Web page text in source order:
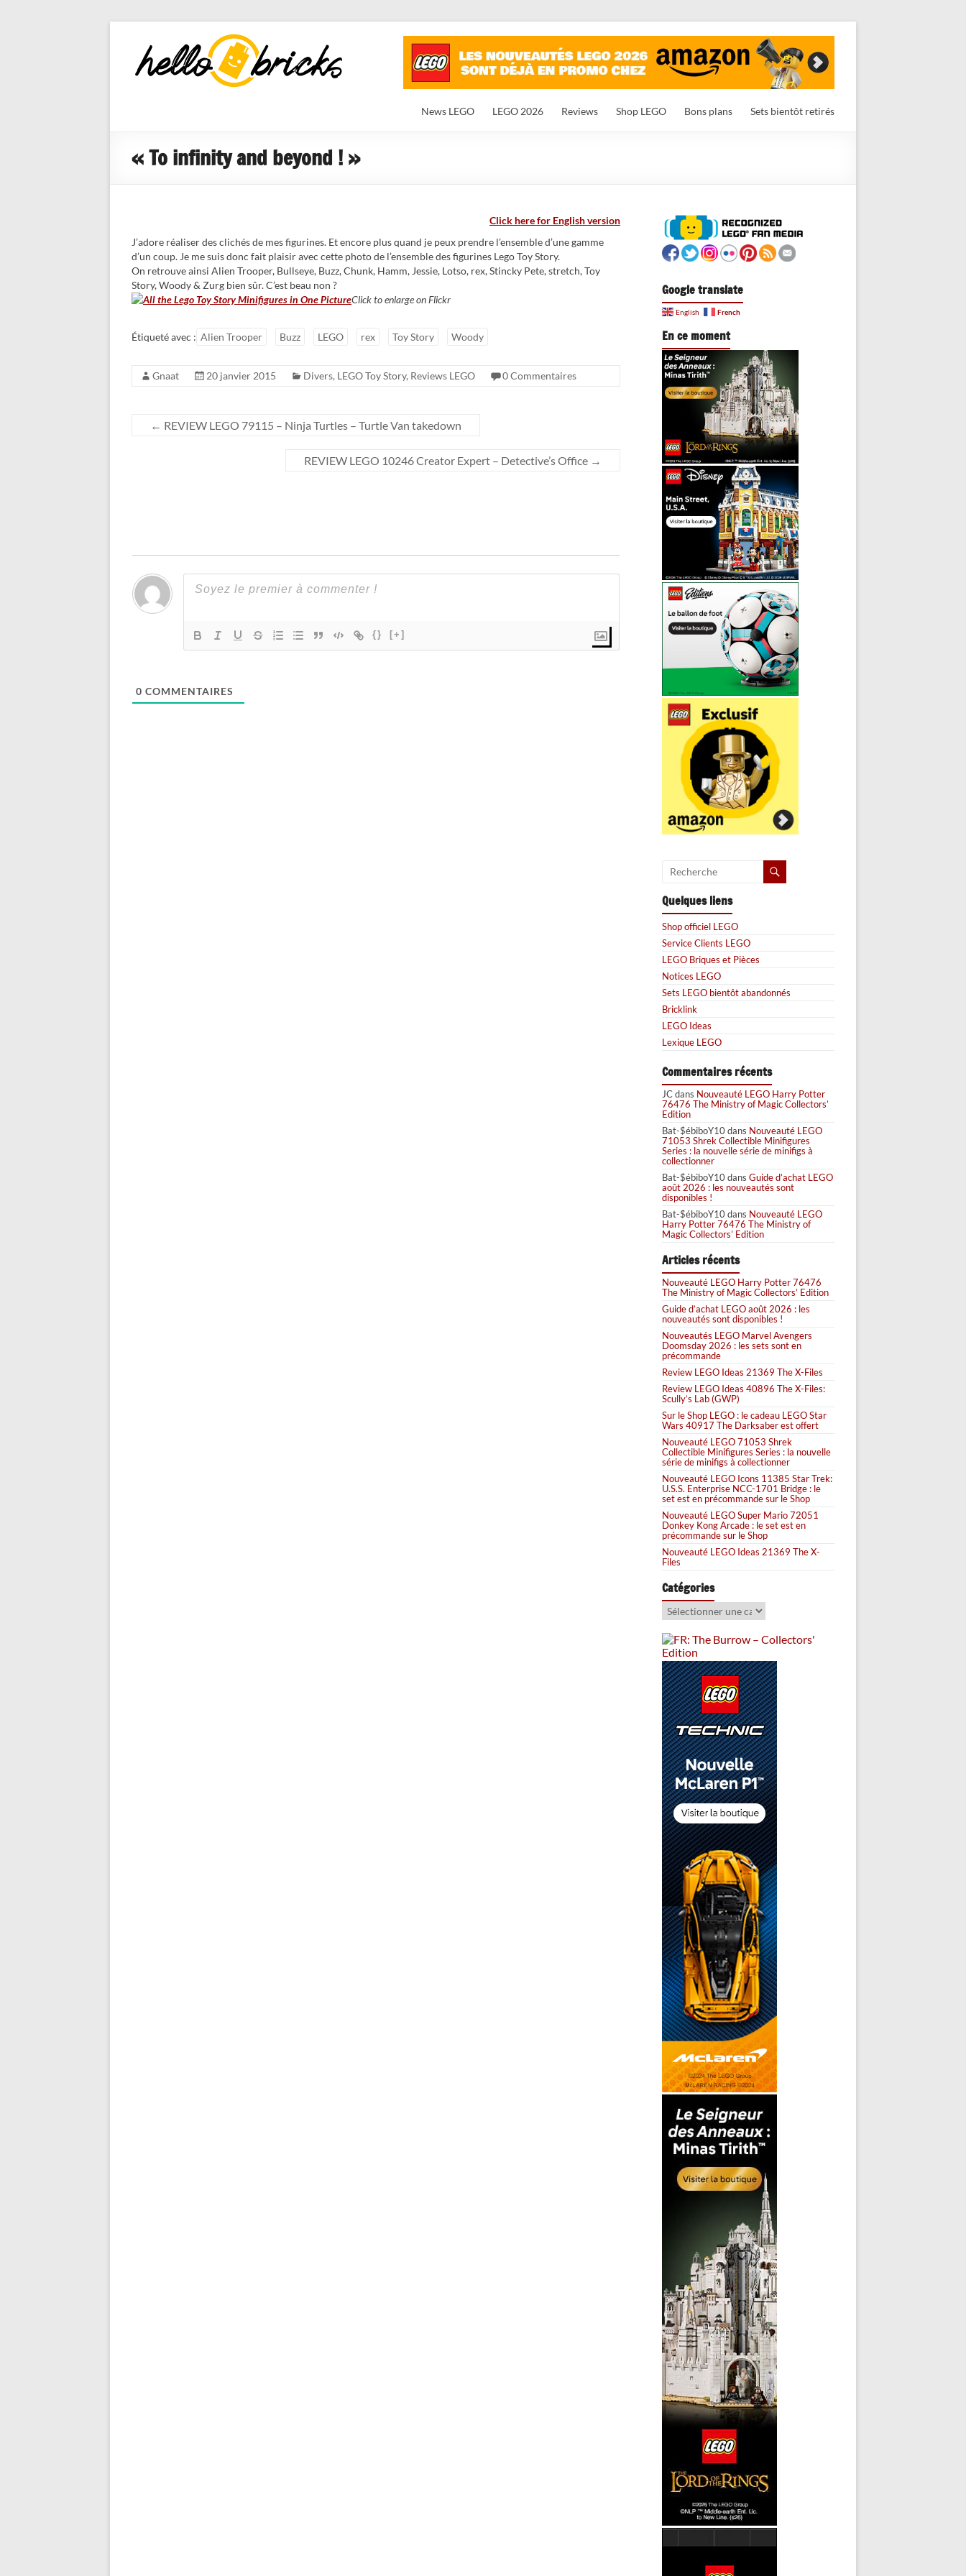
HelloBricks
Blog LEGO,
nouveaut�s
News LEGO LEGO 2026 Reviews Shop LEGO Bons plans Sets bientôt retirés
« To infinity and beyond ! »
Click here for English version
J’adore réaliser des clichés de mes figurines. Et encore plus quand je peux prendre l’ensemble d’une gamme
d’un coup. Je me suis donc fait plaisir avec cette photo de l’ensemble des figurines Lego Toy Story.
On retrouve ainsi Alien Trooper, Bullseye, Buzz, Chunk, Hamm, Jessie, Lotso, rex, Stincky Pete, stretch, Toy
Story, Woody & Zurg bien sûr. C’est beau non ?
Click to enlarge on Flickr
Étiqueté avec : Alien Trooper Buzz LEGO rex Toy Story Woody
Gnaat 20 janvier 2015 Divers, LEGO Toy Story, Reviews LEGO 0 Commentaires
← REVIEW LEGO 79115 – Ninja Turtles – Turtle Van takedown
REVIEW LEGO 10246 Creator Expert – Detective’s Office →
{} [+]
0 COMMENTAIRES
Google translate
English French
En ce moment
Quelques liens
Shop officiel LEGO
Service Clients LEGO
LEGO Briques et Pièces
Notices LEGO
Sets LEGO bientôt abandonnés
Bricklink
LEGO Ideas
Lexique LEGO
Commentaires récents
JCdans Nouveauté LEGO Harry Potter
76476 The Ministry of Magic Collectors’
Edition
Bat-$ébiboY10dans Nouveauté LEGO
71053 Shrek Collectible Minifigures
Series : la nouvelle série de minifigs à
collectionner
Bat-$ébiboY10dans Guide d’achat LEGO
août 2026 : les nouveautés sont
disponibles !
Bat-$ébiboY10dans Nouveauté LEGO
Harry Potter 76476 The Ministry of
Magic Collectors’ Edition
Articles récents
Nouveauté LEGO Harry Potter 76476
The Ministry of Magic Collectors’ Edition
Guide d’achat LEGO août 2026 : les
nouveautés sont disponibles !
Nouveautés LEGO Marvel Avengers
Doomsday 2026 : les sets sont en
précommande
Review LEGO Ideas 21369 The X-Files
Review LEGO Ideas 40896 The X-Files:
Scully’s Lab (GWP)
Sur le Shop LEGO : le cadeau LEGO Star
Wars 40917 The Darksaber est offert
Nouveauté LEGO 71053 Shrek
Collectible Minifigures Series : la nouvelle
série de minifigs à collectionner
Nouveauté LEGO Icons 11385 Star Trek:
U.S.S. Enterprise NCC-1701 Bridge : le
set est en précommande sur le Shop
Nouveauté LEGO Super Mario 72051
Donkey Kong Arcade : le set est en
précommande sur le Shop
Nouveauté LEGO Ideas 21369 The X-
Files
Catégories
Catégories